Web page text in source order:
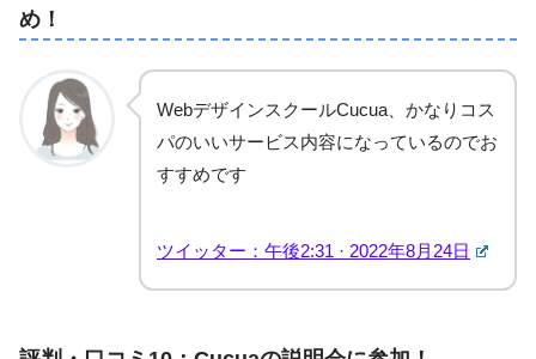
め！
WebデザインスクールCucua、かなりコス
パのいいサービス内容になっているのでお
すすめです
ツイッター：午後2:31 · 2022年8月24日